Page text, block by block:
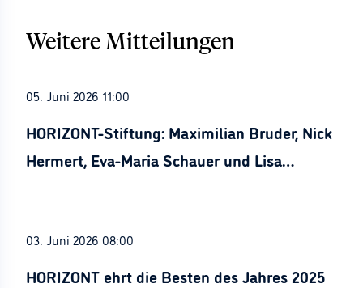
Weitere Mitteilungen
05. Juni 2026 11:00
HORIZONT-Stiftung: Maximilian Bruder, Nick
Hermert, Eva-Maria Schauer und Lisa
03. Juni 2026 08:00
HORIZONT ehrt die Besten des Jahres 2025